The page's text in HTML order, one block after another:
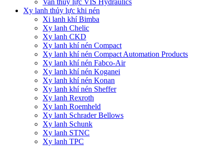
Xy lanh thủy lực khi nén
Xi lanh khí Bimba
Xy lanh Chelic
Xy lanh CKD
Xy lanh khí nén Compact
Xy lanh khí nén Compact Automation Products
Xy lanh khí nén Fabco-Air
Xy lanh khí nén Koganei
Xy lanh khí nén Konan
Xy lanh khí nén Sheffer
Xy lanh Rexroth
Xy lanh Roemheld
Xy lanh Schrader Bellows
Xy lanh Schunk
Xy lanh STNC
Xy lanh TPC